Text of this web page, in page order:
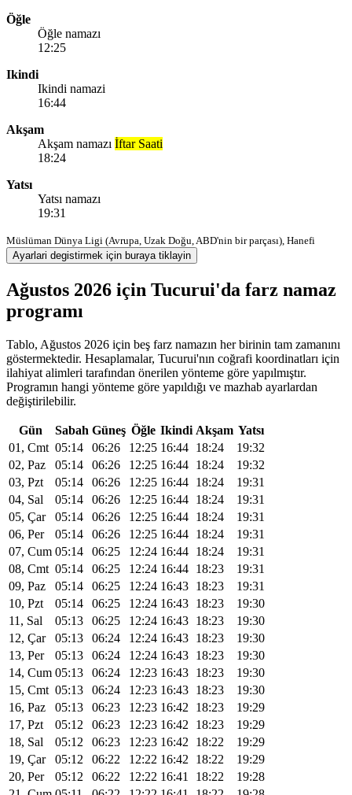
Öğle
Öğle namazı
12:25
Ikindi
Ikindi namazi
16:44
Akşam
Akşam namazı İftar Saati
18:24
Yatsı
Yatsı namazı
19:31
Müslüman Dünya Ligi (Avrupa, Uzak Doğu, ABD'nin bir parçası), Hanefi
Ayarlari degistirmek için buraya tiklayin
Ağustos 2026 için Tucurui'da farz namaz
programı
Tablo, Ağustos 2026 için beş farz namazın her birinin tam zamanını
göstermektedir. Hesaplamalar, Tucurui'nın coğrafi koordinatları için
ilahiyat alimleri tarafından önerilen yönteme göre yapılmıştır.
Programın hangi yönteme göre yapıldığı ve mazhab ayarlardan
değiştirilebilir.
Gün Sabah Güneş Öğle Ikindi Akşam Yatsı
01, Cmt 05:14 06:26 12:25 16:44 18:24
19:32
02, Paz
05:14 06:26 12:25 16:44 18:24
19:32
03, Pzt
05:14 06:26 12:25 16:44 18:24
19:31
04, Sal
05:14 06:26 12:25 16:44 18:24
19:31
05, Çar
05:14 06:26 12:25 16:44 18:24
19:31
06, Per
05:14 06:26 12:25 16:44 18:24
19:31
07, Cum 05:14 06:25 12:24 16:44 18:24
19:31
08, Cmt 05:14 06:25 12:24 16:44 18:23
19:31
09, Paz
05:14 06:25 12:24 16:43 18:23
19:31
10, Pzt
05:14 06:25 12:24 16:43 18:23
19:30
11, Sal
05:13 06:25 12:24 16:43 18:23
19:30
12, Çar
05:13 06:24 12:24 16:43 18:23
19:30
13, Per
05:13 06:24 12:24 16:43 18:23
19:30
14, Cum 05:13 06:24 12:23 16:43 18:23
19:30
15, Cmt 05:13 06:24 12:23 16:43 18:23
19:30
16, Paz
05:13 06:23 12:23 16:42 18:23
19:29
17, Pzt
05:12 06:23 12:23 16:42 18:23
19:29
18, Sal
05:12 06:23 12:23 16:42 18:22
19:29
19, Çar
05:12 06:22 12:22 16:42 18:22
19:29
20, Per
05:12 06:22 12:22 16:41 18:22
19:28